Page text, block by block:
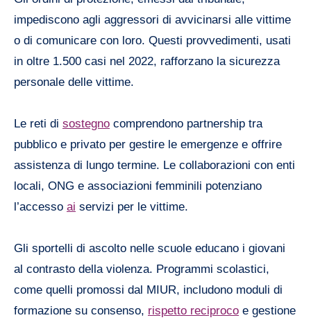
impediscono agli aggressori di avvicinarsi alle vittime
o di comunicare con loro. Questi provvedimenti, usati
in oltre 1.500 casi nel 2022, rafforzano la sicurezza
personale delle vittime.
Le reti di sostegno comprendono partnership tra
pubblico e privato per gestire le emergenze e offrire
assistenza di lungo termine. Le collaborazioni con enti
locali, ONG e associazioni femminili potenziano
l’accesso ai servizi per le vittime.
Gli sportelli di ascolto nelle scuole educano i giovani
al contrasto della violenza. Programmi scolastici,
come quelli promossi dal MIUR, includono moduli di
formazione su consenso, rispetto reciproco e gestione